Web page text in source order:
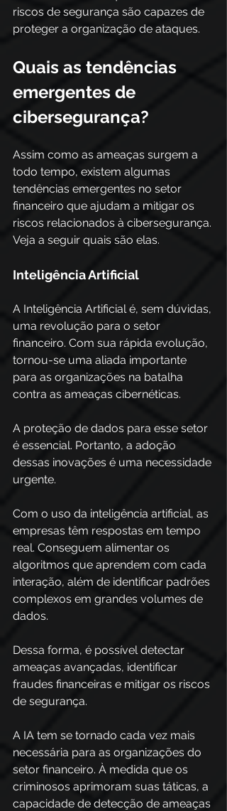
riscos de segurança são capazes de
proteger a organização de ataques.
Quais as tendências
emergentes de
cibersegurança?
Assim como as ameaças surgem a
todo tempo, existem algumas
tendências emergentes no setor
financeiro que ajudam a mitigar os
riscos relacionados à cibersegurança.
Veja a seguir quais são elas.
Inteligência Artificial
A Inteligência Artificial é, sem dúvidas,
uma revolução para o setor
financeiro. Com sua rápida evolução,
tornou-se uma aliada importante
para as organizações na batalha
contra as ameaças cibernéticas.
A proteção de dados para esse setor
é essencial. Portanto, a adoção
dessas inovações é uma necessidade
urgente.
Com o uso da inteligência artificial, as
empresas têm respostas em tempo
real. Conseguem alimentar os
algoritmos que aprendem com cada
interação, além de identificar padrões
complexos em grandes volumes de
dados.
Dessa forma, é possível detectar
ameaças avançadas, identificar
fraudes financeiras e mitigar os riscos
de segurança.
A IA tem se tornado cada vez mais
necessária para as organizações do
setor financeiro. À medida que os
criminosos aprimoram suas táticas, a
capacidade de detecção de ameaças